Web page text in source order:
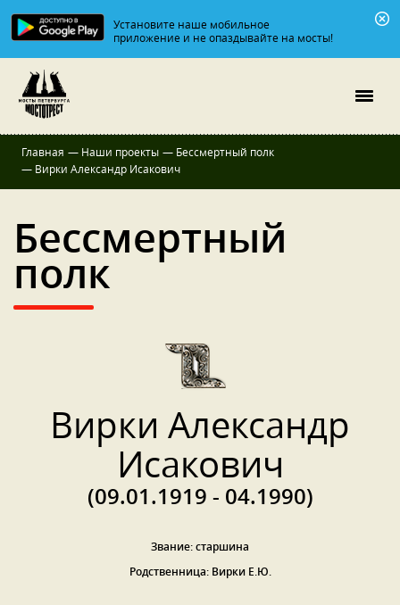
Установите наше мобильное
приложение и не опаздывайте на мосты!
Главная — Наши проекты — Бессмертный полк
— Вирки Александр Исакович
Бессмертный
полк
Вирки Александр
Исакович
(09.01.1919 - 04.1990)
Звание: старшина
Родственница: Вирки Е.Ю.